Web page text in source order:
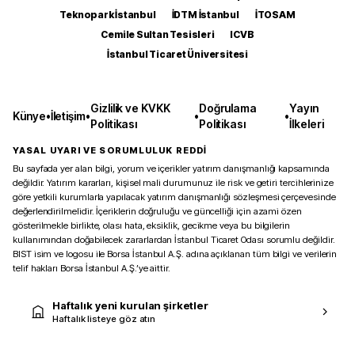
Teknopark İstanbul
İDTM İstanbul
İTOSAM
Cemile Sultan Tesisleri
ICVB
İstanbul Ticaret Üniversitesi
Künye•İletişim•
Gizlilik ve KVKK
Politikası
•
Doğrulama
Politikası
•
Yayın
İlkeleri
YASAL UYARI VE SORUMLULUK REDDİ
Bu sayfada yer alan bilgi, yorum ve içerikler yatırım danışmanlığı kapsamında
değildir. Yatırım kararları, kişisel mali durumunuz ile risk ve getiri tercihlerinize
göre yetkili kurumlarla yapılacak yatırım danışmanlığı sözleşmesi çerçevesinde
değerlendirilmelidir. İçeriklerin doğruluğu ve güncelliği için azami özen
gösterilmekle birlikte, olası hata, eksiklik, gecikme veya bu bilgilerin
kullanımından doğabilecek zararlardan İstanbul Ticaret Odası sorumlu değildir.
BIST isim ve logosu ile Borsa İstanbul A.Ş. adına açıklanan tüm bilgi ve verilerin
telif hakları Borsa İstanbul A.Ş.’ye aittir.
Haftalık yeni kurulan şirketler
Haftalık listeye göz atın